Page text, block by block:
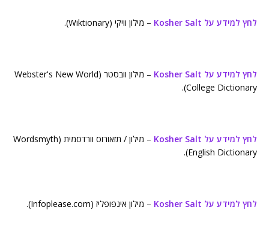
לחץ למידע על Kosher Salt – מילון וויקי (Wiktionary).
לחץ למידע על Kosher Salt
– מילון וובסטר (Webster's New World
College Dictionary).
לחץ למידע על Kosher Salt
– מילון / תזאורוס וורדסמית (Wordsmyth
English Dictionary).
לחץ למידע על Kosher Salt – מילון אינפופליז (Infoplease.com).